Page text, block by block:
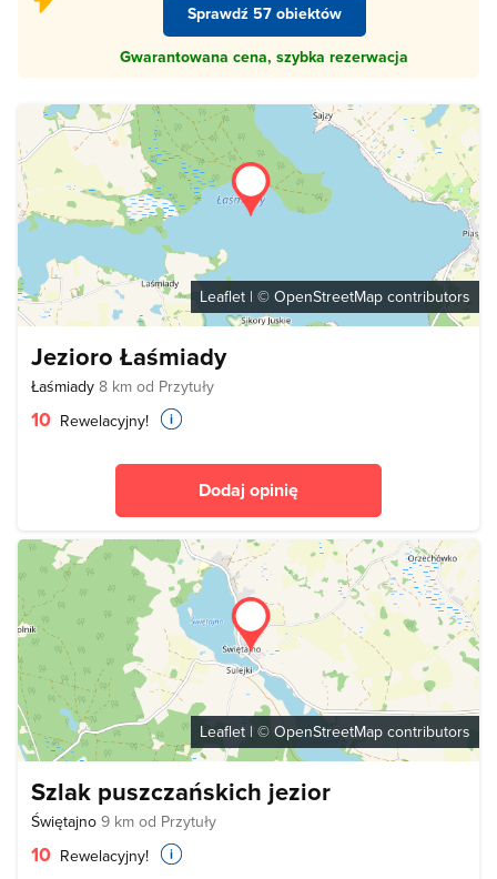
Sprawdź 57 obiektów
Gwarantowana cena, szybka rezerwacja
Leaflet | © OpenStreetMap contributors
Jezioro Łaśmiady
Łaśmiady 8 km od Przytuły
10 Rewelacyjny!
Dodaj opinię
Leaflet | © OpenStreetMap contributors
Szlak puszczańskich jezior
Świętajno 9 km od Przytuły
10 Rewelacyjny!